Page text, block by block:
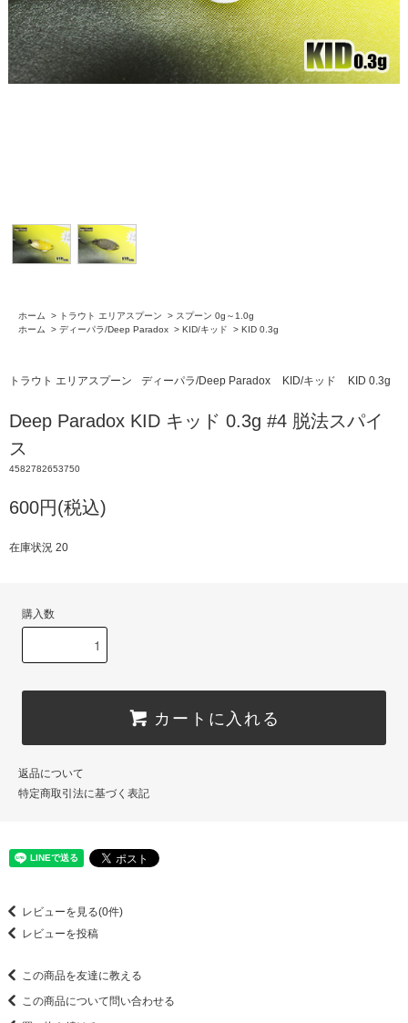
ホーム > トラウト エリアスプーン > スプーン 0g～1.0g
ホーム
> ディーパラ/Deep Paradox > KID/キッド > KID 0.3g
トラウト エリアスプーン ディーパラ/Deep Paradox KID/キッド KID 0.3g
Deep Paradox KID キッド 0.3g #4 脱法スパイ
ス
4582782653750
600円(税込)
在庫状況 20
購入数
カートに入れる
返品について
特定商取引法に基づく表記
レビューを見る(0件)
レビューを投稿
この商品を友達に教える
この商品について問い合わせる